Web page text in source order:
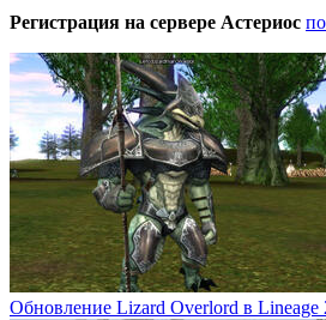
Регистрация на сервере Астериос
Обновление Lizard Overlord в Lineage